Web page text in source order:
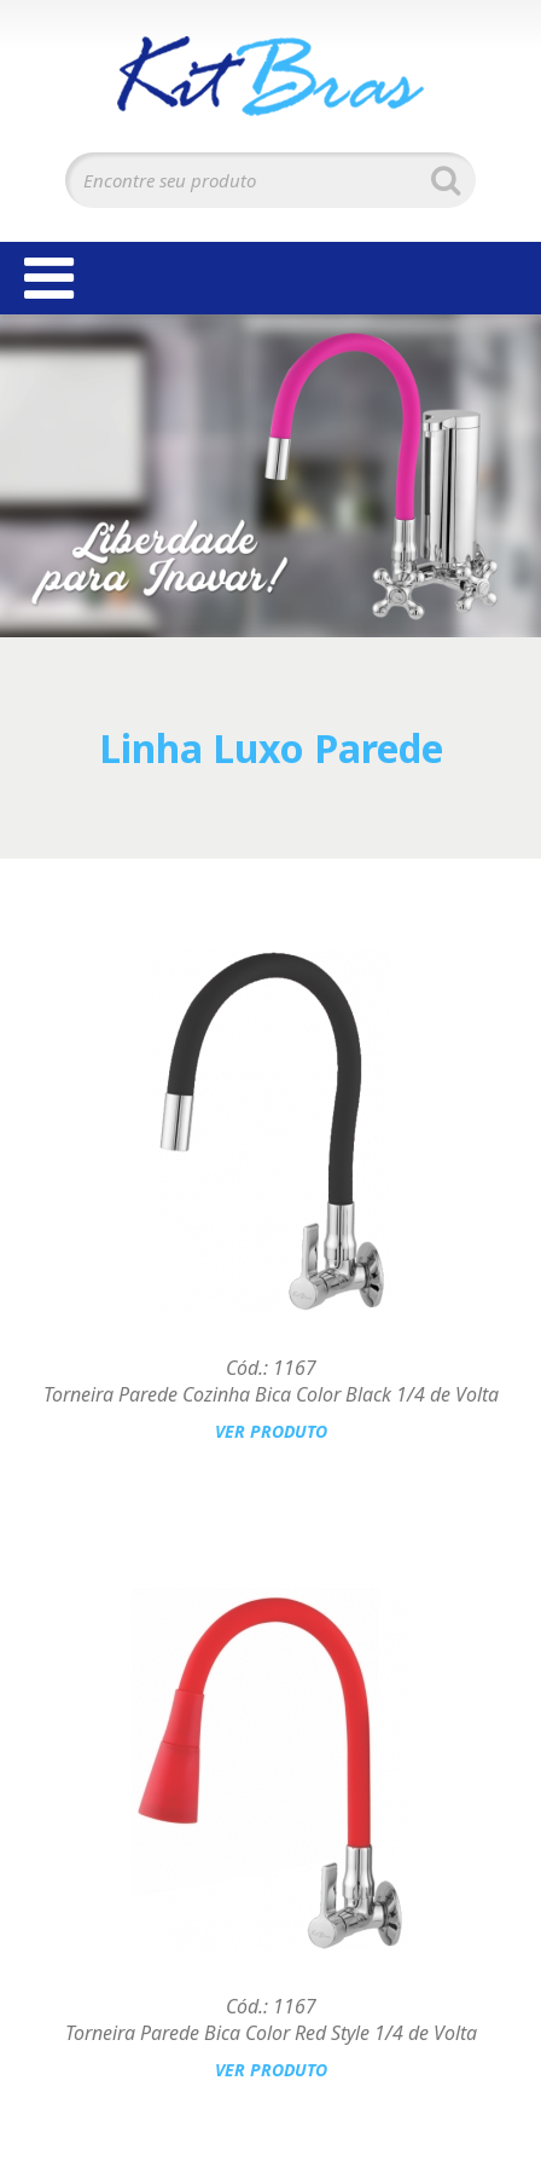
Linha Luxo Parede
Cód.: 1167
Torneira Parede Cozinha Bica Color Black 1/4 de Volta
VER PRODUTO
Cód.: 1167
Torneira Parede Bica Color Red Style 1/4 de Volta
VER PRODUTO